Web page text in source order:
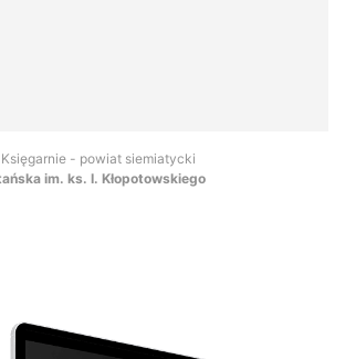
Księgarnie - powiat siemiatycki
im. ks. I. Kłopotowskiego